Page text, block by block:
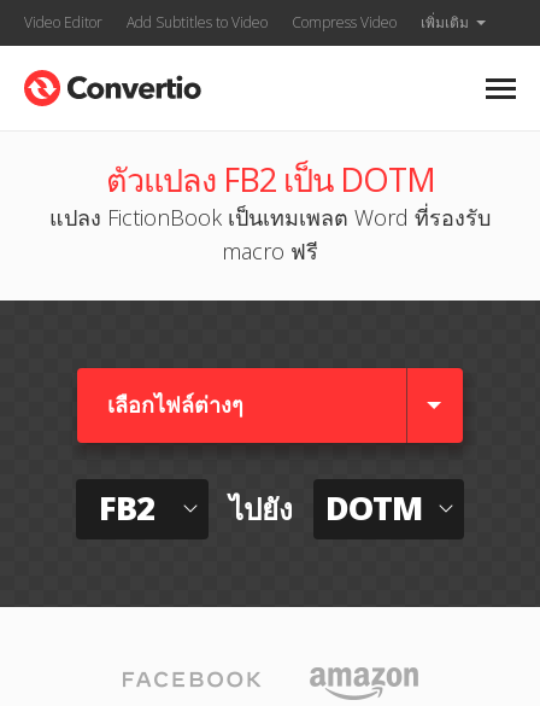
Video Editor Add Subtitles to Video Compress Video เพิ่มเติม
ตัวแปลง FB2 เป็น DOTM
แปลง FictionBook เป็นเทมเพลต Word ที่รองรับ
macro ฟรี
เลือกไฟล์ต่างๆ​
FB2 ไปยัง DOTM